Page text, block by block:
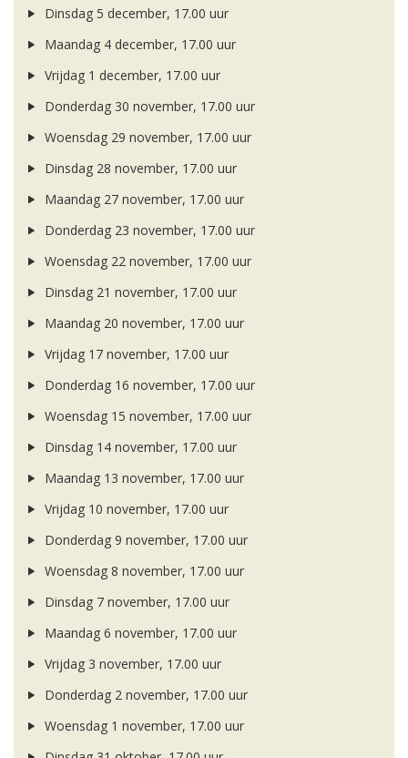
Dinsdag 5 december, 17.00 uur
Maandag 4 december, 17.00 uur
Vrijdag 1 december, 17.00 uur
Donderdag 30 november, 17.00 uur
Woensdag 29 november, 17.00 uur
Dinsdag 28 november, 17.00 uur
Maandag 27 november, 17.00 uur
Donderdag 23 november, 17.00 uur
Woensdag 22 november, 17.00 uur
Dinsdag 21 november, 17.00 uur
Maandag 20 november, 17.00 uur
Vrijdag 17 november, 17.00 uur
Donderdag 16 november, 17.00 uur
Woensdag 15 november, 17.00 uur
Dinsdag 14 november, 17.00 uur
Maandag 13 november, 17.00 uur
Vrijdag 10 november, 17.00 uur
Donderdag 9 november, 17.00 uur
Woensdag 8 november, 17.00 uur
Dinsdag 7 november, 17.00 uur
Maandag 6 november, 17.00 uur
Vrijdag 3 november, 17.00 uur
Donderdag 2 november, 17.00 uur
Woensdag 1 november, 17.00 uur